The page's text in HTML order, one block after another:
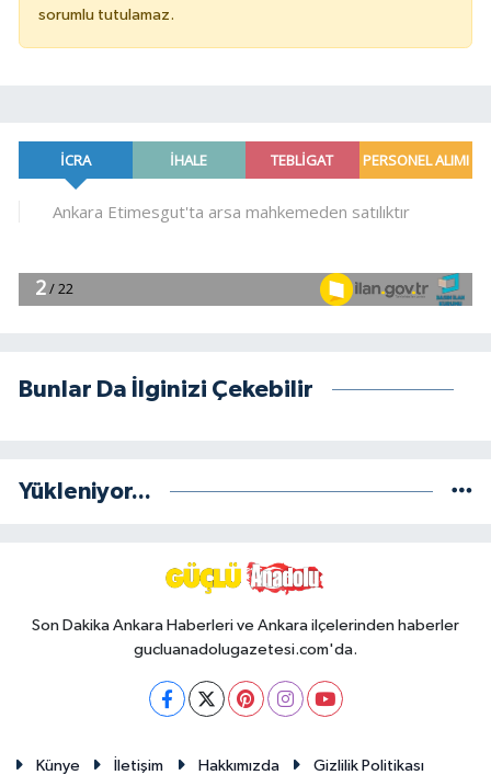
sorumlu tutulamaz.
Bunlar Da İlginizi Çekebilir
Yükleniyor...
Son Dakika Ankara Haberleri ve Ankara ilçelerinden haberler
gucluanadolugazetesi.com'da.
Künye İletişim Hakkımızda Gizlilik Politikası